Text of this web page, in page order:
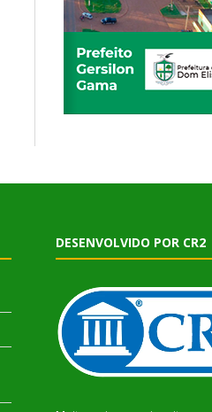
DESENVOLVIDO POR CR2